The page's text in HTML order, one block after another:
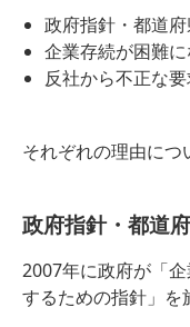
政府指針・都道
企業存続が困難
反社から不正な
それぞれの理由につ
政府指針・都道
2007年に政府が「
するための指針」を